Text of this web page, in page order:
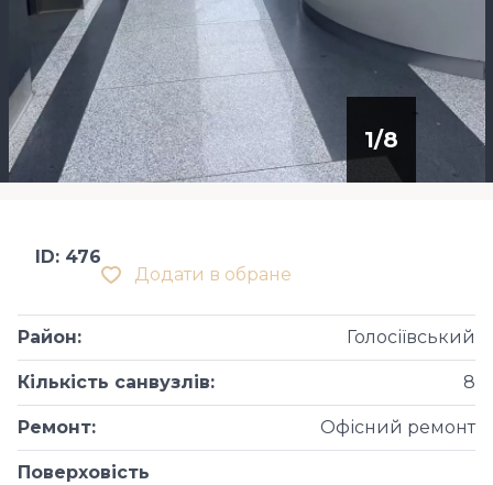
1/8
Додати в обране
ID: 476
Район: Голосіївський
Кількість санвузлів: 8
Ремонт: Офісний ремонт
Поверховість